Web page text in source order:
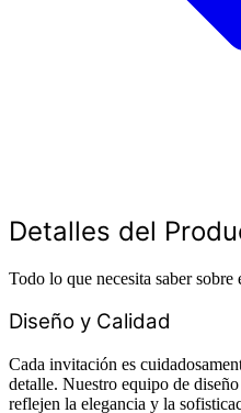
Detalles del
Todo lo que necesita saber sobre
Diseño y Calidad
Cada invitación es
detalle. Nuestro equipo de
reflejen la elegancia y la